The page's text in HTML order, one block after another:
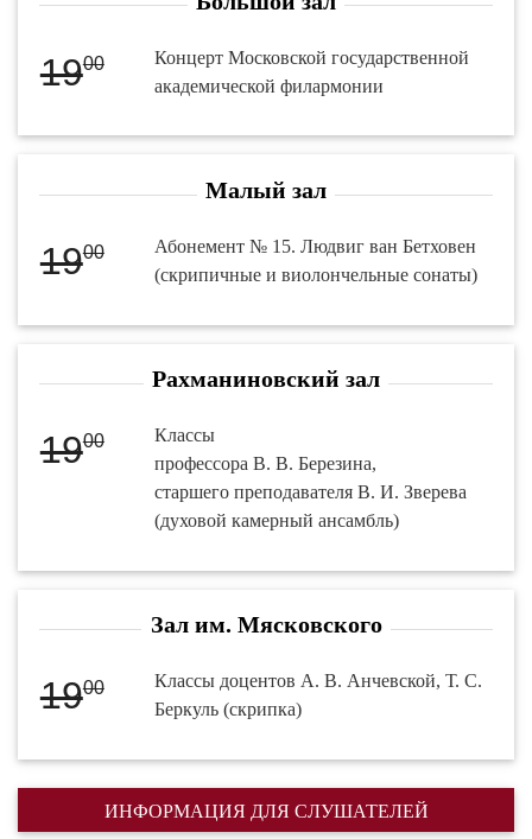
1900
Концерт Московской государственной
академической филармонии
Малый зал
1900
Абонемент № 15. Людвиг ван Бетховен
(cкрипичные и виолончельные сонаты)
Рахманиновский зал
1900
Классы
профессора В. В. Березина,
старшего преподавателя В. И. Зверева
(духовой камерный ансамбль)
Зал им. Мясковского
1900
Классы доцентов А. В. Анчевской, Т. С.
Беркуль (скрипка)
ИНФОРМАЦИЯ ДЛЯ СЛУШАТЕЛЕЙ